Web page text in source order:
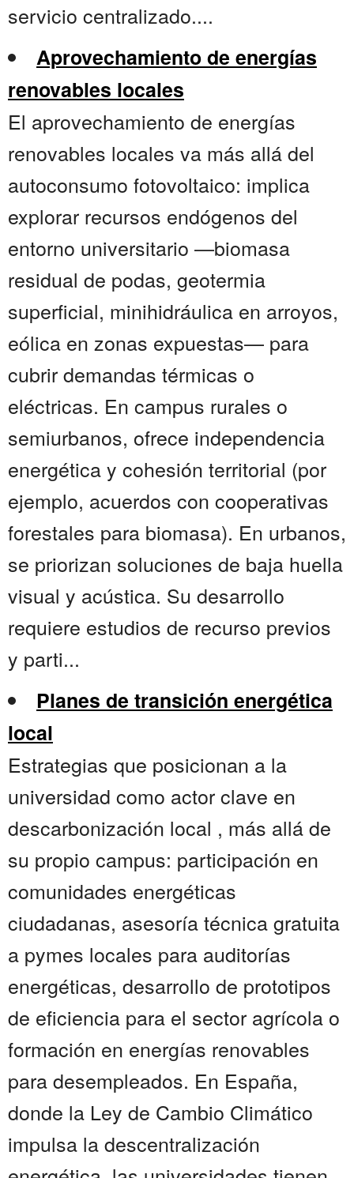
servicio centralizado....
Aprovechamiento de energías
renovables locales
El aprovechamiento de energías
renovables locales va más allá del
autoconsumo fotovoltaico: implica
explorar recursos endógenos del
entorno universitario —biomasa
residual de podas, geotermia
superficial, minihidráulica en arroyos,
eólica en zonas expuestas— para
cubrir demandas térmicas o
eléctricas. En campus rurales o
semiurbanos, ofrece independencia
energética y cohesión territorial (por
ejemplo, acuerdos con cooperativas
forestales para biomasa). En urbanos,
se priorizan soluciones de baja huella
visual y acústica. Su desarrollo
requiere estudios de recurso previos
y parti...
Planes de transición energética
local
Estrategias que posicionan a la
universidad como actor clave en
descarbonización local , más allá de
su propio campus: participación en
comunidades energéticas
ciudadanas, asesoría técnica gratuita
a pymes locales para auditorías
energéticas, desarrollo de prototipos
de eficiencia para el sector agrícola o
formación en energías renovables
para desempleados. En España,
donde la Ley de Cambio Climático
impulsa la descentralización